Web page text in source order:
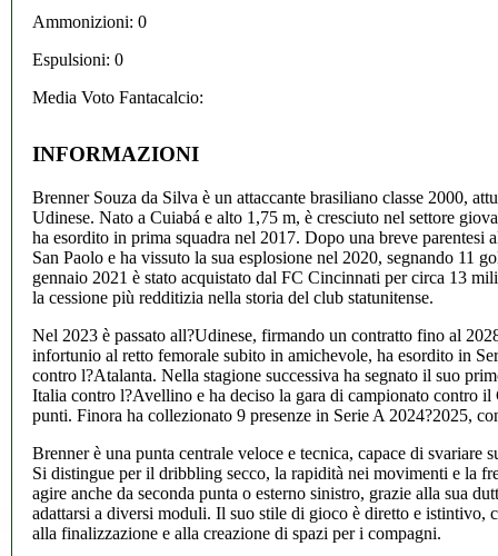
Ammonizioni: 0
Espulsioni: 0
Media Voto Fantacalcio:
INFORMAZIONI
Brenner Souza da Silva è un attaccante brasiliano classe 2000,
Udinese. Nato a Cuiabá e alto 1,75 m, è cresciuto nel settore
ha esordito in prima squadra nel 2017. Dopo una breve parentesi
San Paolo e ha vissuto la sua esplosione nel 2020, segnando 11
gennaio 2021 è stato acquistato dal FC Cincinnati per circa 13
la cessione più redditizia nella storia del club statunitense.
Nel 2023 è passato all?Udinese, firmando un contratto fino al
infortunio al retto femorale subito in amichevole, ha esordito in
contro l?Atalanta. Nella stagione successiva ha segnato il suo
Italia contro l?Avellino e ha deciso la gara di campionato contro il
punti. Finora ha collezionato 9 presenze in Serie A 2024?2025,
Brenner è una punta centrale veloce e tecnica, capace di svariare
Si distingue per il dribbling secco, la rapidità nei movimenti e la
agire anche da seconda punta o esterno sinistro, grazie alla sua
adattarsi a diversi moduli. Il suo stile di gioco è diretto e istintivo,
alla finalizzazione e alla creazione di spazi per i compagni.